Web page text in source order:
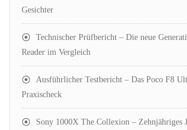
Gesichter
Technischer Prüfbericht – Die neue
Reader im Vergleich
Ausführlicher Testbericht – Das Poco F8
Praxischeck
Sony 1000X The Collexion –